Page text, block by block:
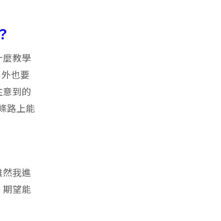
教學
也要
到的
路上能
我進
望能